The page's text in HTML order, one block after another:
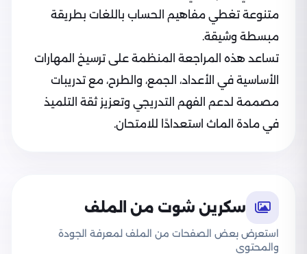
متنوعة تغطي مفاهيم الحساب باللغات بطريقة
مبسطة وشيقة.
تساعد هذه المراجعة المنظمة على ترسيخ المهارات
الأساسية في الأعداد، الجمع، والطرح، مع تدريبات
مصممة لدعم الفهم التدريجي وتعزيز ثقة التلميذ
في مادة الماث استعدادًا للامتحان.
سكرين شوت من الملف
استعرض بعض الصفحات من الملف لمعرفة الجودة
والمحتوى